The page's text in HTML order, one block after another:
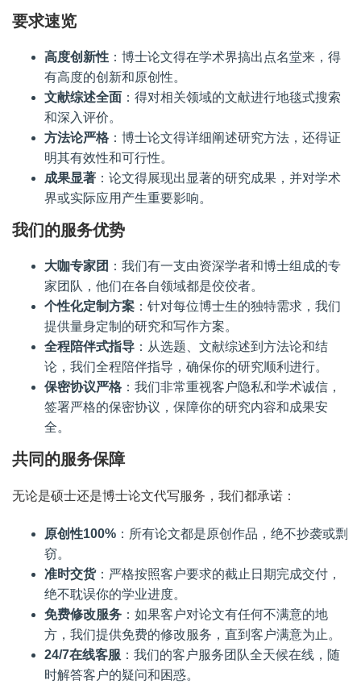
要求速览
高度创新性 ：博士论文得在学术界搞出点名堂来，得
有高度的创新和原创性。
文献综述全面 ：得对相关领域的文献进行地毯式搜索
和深入评价。
方法论严格 ：博士论文得详细阐述研究方法，还得证
明其有效性和可行性。
成果显著 ：论文得展现出显著的研究成果，并对学术
界或实际应用产生重要影响。
我们的服务优势
大咖专家团 ：我们有一支由资深学者和博士组成的专
家团队，他们在各自领域都是佼佼者。
个性化定制方案 ：针对每位博士生的独特需求，我们
提供量身定制的研究和写作方案。
全程陪伴式指导 ：从选题、文献综述到方法论和结
论，我们全程陪伴指导，确保你的研究顺利进行。
保密协议严格 ：我们非常重视客户隐私和学术诚信，
签署严格的保密协议，保障你的研究内容和成果安
全。
共同的服务保障
无论是硕士还是博士论文代写服务，我们都承诺：
原创性100% ：所有论文都是原创作品，绝不抄袭或剽
窃。
准时交货：严格按照客户要求的截止日期完成交付，
绝不耽误你的学业进度。
免费修改服务 ：如果客户对论文有任何不满意的地
方，我们提供免费的修改服务，直到客户满意为止。
24/7在线客服 ：我们的客户服务团队全天候在线，随
时解答客户的疑问和困惑。